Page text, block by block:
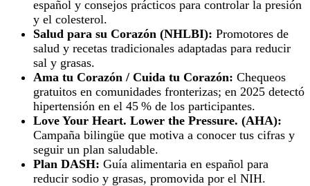
español y consejos prácticos para controlar la presión
y el colesterol.
Salud para su Corazón (NHLBI): Promotores de
salud y recetas tradicionales adaptadas para reducir
sal y grasas.
Ama tu Corazón / Cuida tu Corazón: Chequeos
gratuitos en comunidades fronterizas; en 2025 detectó
hipertensión en el 45 % de los participantes.
Love Your Heart. Lower the Pressure. (AHA):
Campaña bilingüe que motiva a conocer tus cifras y
seguir un plan saludable.
Plan DASH: Guía alimentaria en español para
reducir sodio y grasas, promovida por el NIH.